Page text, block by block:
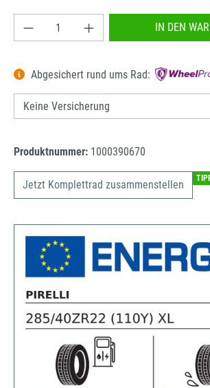
Produkt Anzahl: Gib denIN DEN
Abgesichert rund ums Rad:
Produktnummer: 1000390670
Jetzt Komplettrad zusammenstellen